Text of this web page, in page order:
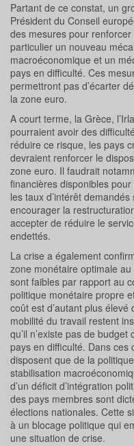
Partant de ce constat, un
Président du Conseil
des mesures pour
particulier un nouveau
macroéconomique et un
pays en difficulté. Ces
permettront pas d’écarter
la zone euro.
A court terme, la Grèce,
pourraient avoir des
réduire ce risque, les pays
devraient renforcer le
zone euro. Il faudrait
financières disponibles
les taux d’intérêt
encourager la
accepter de réduire le
endettés.
La crise a également
zone monétaire optimale
sont faibles par rapport au
politique monétaire propre
coût est d’autant plus
mobilité du travail restent
qu’il n’existe pas de
pays en difficulté. Dans ces
disposent que de la
stabilisation
d’un déficit d’intégration
des pays membres sont
élections nationales. Cette
à un blocage politique qui
une situation de crise.